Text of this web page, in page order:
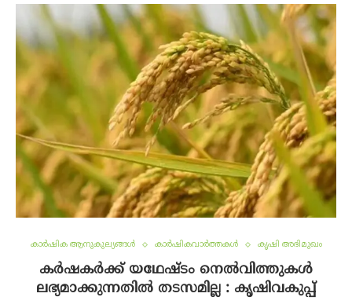
കാർഷിക ആനുകുല്യങ്ങൾ കാർഷികവാർത്തകൾ കൃഷി അഭിമുഖം
കർഷകർക്ക് യഥേഷ്ടം നെൽവിത്തുകൾ
ലഭ്യമാക്കുന്നതിൽ തടസമില്ല : കൃഷിവകുപ്പ്